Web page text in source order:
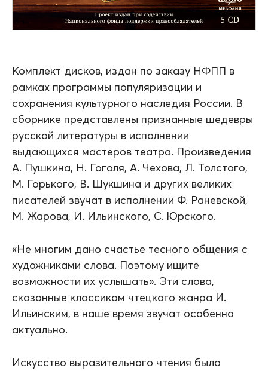
Комплект дисков, издан по заказу НФПП в
рамках программы популяризации и
сохранения культурного наследия России. В
сборнике представлены признанные шедевры
русской литературы в исполнении
выдающихся мастеров театра. Произведения
А. Пушкина, Н. Гоголя, А. Чехова, Л. Толстого,
М. Горького, В. Шукшина и других великих
писателей звучат в исполнении Ф. Раневской,
М. Жарова, И. Ильинского, С. Юрского.
«Не многим дано счастье тесного общения с
художниками слова. Поэтому ищите
возможности их услышать». Эти слова,
сказанные классиком чтецкого жанра И.
Ильинским, в наше время звучат особенно
актуально.
Искусство выразительного чтения было